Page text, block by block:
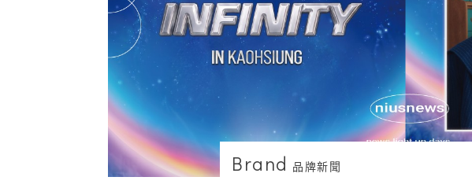
Brand 品牌新聞